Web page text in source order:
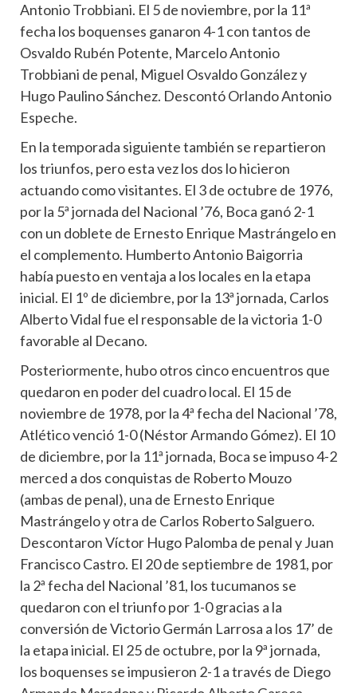
Antonio Trobbiani. El 5 de noviembre, por la 11ª
fecha los boquenses ganaron 4-1 con tantos de
Osvaldo Rubén Potente, Marcelo Antonio
Trobbiani de penal, Miguel Osvaldo González y
Hugo Paulino Sánchez. Descontó Orlando Antonio
Espeche.
En la temporada siguiente también se repartieron
los triunfos, pero esta vez los dos lo hicieron
actuando como visitantes. El 3 de octubre de 1976,
por la 5ª jornada del Nacional ’76, Boca ganó 2-1
con un doblete de Ernesto Enrique Mastrángelo en
el complemento. Humberto Antonio Baigorria
había puesto en ventaja a los locales en la etapa
inicial. El 1º de diciembre, por la 13ª jornada, Carlos
Alberto Vidal fue el responsable de la victoria 1-0
favorable al Decano.
Posteriormente, hubo otros cinco encuentros que
quedaron en poder del cuadro local. El 15 de
noviembre de 1978, por la 4ª fecha del Nacional ’78,
Atlético venció 1-0 (Néstor Armando Gómez). El 10
de diciembre, por la 11ª jornada, Boca se impuso 4-2
merced a dos conquistas de Roberto Mouzo
(ambas de penal), una de Ernesto Enrique
Mastrángelo y otra de Carlos Roberto Salguero.
Descontaron Víctor Hugo Palomba de penal y Juan
Francisco Castro. El 20 de septiembre de 1981, por
la 2ª fecha del Nacional ’81, los tucumanos se
quedaron con el triunfo por 1-0 gracias a la
conversión de Victorio Germán Larrosa a los 17’ de
la etapa inicial. El 25 de octubre, por la 9ª jornada,
los boquenses se impusieron 2-1 a través de Diego